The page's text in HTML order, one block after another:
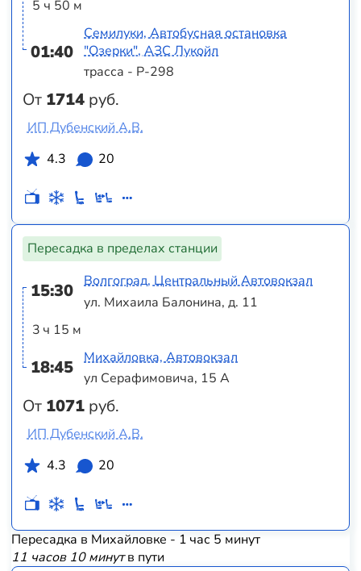
5 ч 50 м
01:40
От 1714 руб.
Семилуки, Автобусная остановка
"Озерки", АЗС Лукойл
трасса - Р-298
ИП Дубенский А.В.
4.3
20
Пересадка в пределах станции
15:30
3 ч 15 м
18:45
От 1071 руб.
Волгоград, Центральный Автовокзал
ул. Михаила Балонина, д. 11
Михайловка, Автовокзал
ул Серафимовича, 15 А
ИП Дубенский А.В.
4.3
20
Пересадка в Михайловке - 1 час 5 минут
11 часов 10 минутв пути